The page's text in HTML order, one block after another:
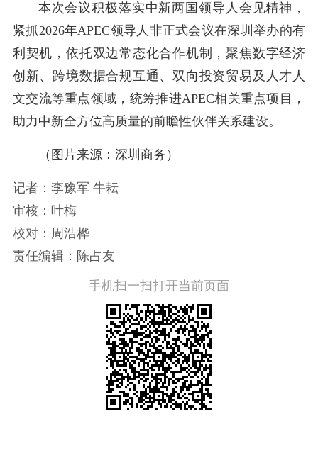
本次会议积极落实中新两国领导人会见精神，
紧抓2026年APEC领导人非正式会议在深圳举办的有
利契机，依托双边常态化合作机制，聚焦数字经济
创新、跨境数据合规互通、双向投资贸易及人才人
文交流等重点领域，统筹推进APEC相关重点项目，
助力中新全方位高质量的前瞻性伙伴关系建设。
（图片来源：深圳商务）
记者：李豫军 牛耘
审核：叶梅
校对：周浩桦
责任编辑：陈占友
手机扫一扫打开当前页面